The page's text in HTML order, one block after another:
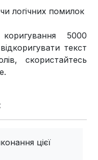
логічних помилок
5000
текст
скористайтесь
цієї